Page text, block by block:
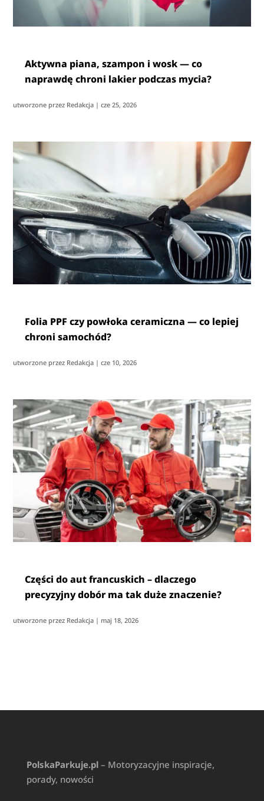
Aktywna piana, szampon i wosk — co
naprawdę chroni lakier podczas mycia?
utworzone przez Redakcja |cze 25, 2026
Folia PPF czy powłoka ceramiczna — co lepiej
chroni samochód?
utworzone przez Redakcja |cze 10, 2026
Części do aut francuskich – dlaczego
precyzyjny dobór ma tak duże znaczenie?
utworzone przez Redakcja | maj 18, 2026
PolskaParkuje.pl– Motoryzacyjne inspiracje,
porady, nowości